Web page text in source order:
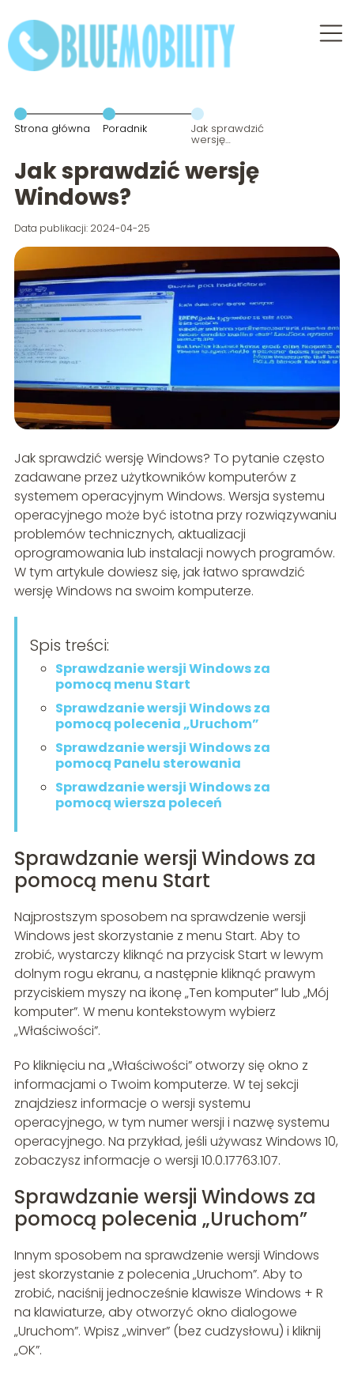
Strona główna Poradnik Jak sprawdzić
wersję
Windows?
Jak sprawdzić wersję
Windows?
Data publikacji: 2024-04-25
Jak sprawdzić wersję Windows? To pytanie często
zadawane przez użytkowników komputerów z
systemem operacyjnym Windows. Wersja systemu
operacyjnego może być istotna przy rozwiązywaniu
problemów technicznych, aktualizacji
oprogramowania lub instalacji nowych programów.
W tym artykule dowiesz się, jak łatwo sprawdzić
wersję Windows na swoim komputerze.
Spis treści:
Sprawdzanie wersji Windows za
pomocą menu Start
Sprawdzanie wersji Windows za
pomocą polecenia „Uruchom”
Sprawdzanie wersji Windows za
pomocą Panelu sterowania
Sprawdzanie wersji Windows za
pomocą wiersza poleceń
Sprawdzanie wersji Windows za
pomocą menu Start
Najprostszym sposobem na sprawdzenie wersji
Windows jest skorzystanie z menu Start. Aby to
zrobić, wystarczy kliknąć na przycisk Start w lewym
dolnym rogu ekranu, a następnie kliknąć prawym
przyciskiem myszy na ikonę „Ten komputer” lub „Mój
komputer”. W menu kontekstowym wybierz
„Właściwości”.
Po kliknięciu na „Właściwości” otworzy się okno z
informacjami o Twoim komputerze. W tej sekcji
znajdziesz informacje o wersji systemu
operacyjnego, w tym numer wersji i nazwę systemu
operacyjnego. Na przykład, jeśli używasz Windows 10,
zobaczysz informacje o wersji 10.0.17763.107.
Sprawdzanie wersji Windows za
pomocą polecenia „Uruchom”
Innym sposobem na sprawdzenie wersji Windows
jest skorzystanie z polecenia „Uruchom”. Aby to
zrobić, naciśnij jednocześnie klawisze Windows + R
na klawiaturze, aby otworzyć okno dialogowe
„Uruchom”. Wpisz „winver” (bez cudzysłowu) i kliknij
„OK”.